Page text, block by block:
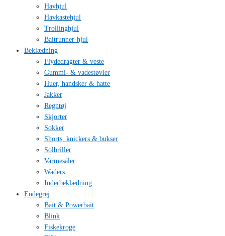
Havhjul
Havkastehjul
Trollinghjul
Baitrunner-hjul
Beklædning
Flydedragter & veste
Gummi- & vadestøvler
Huer, handsker & hatte
Jakker
Regntøj
Skjorter
Sokker
Shorts, knickers & bukser
Solbriller
Varmesåler
Waders
Inderbeklædning
Endegrej
Bait & Powerbait
Blink
Fiskekroge